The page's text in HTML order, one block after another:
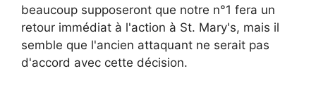
beaucoup supposeront que notre n°1 fera un
retour immédiat à l'action à St. Mary's, mais il
semble que l'ancien attaquant ne serait pas
d'accord avec cette décision.